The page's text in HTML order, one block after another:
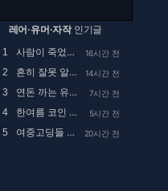
레어·유머·자작인기글
1 사람이 죽었는데 드립 치는건 좀 아닌듯 16시간 전
2 흔히 잘못 알고있는 행주대첩의 실체 14시간 전
3 연돈 까는 유튜브 댓글 7시간 전
4 한여름 코인 세탁소에서 목격했던 사건.manhwa 5시간 전
5 여중고딩들 사이에 핫하다는 집사카페 20시간 전